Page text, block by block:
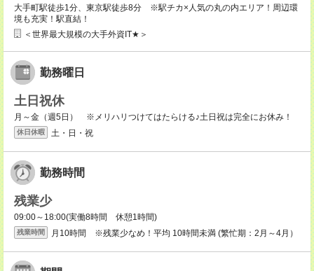
大手町駅徒歩1分、東京駅徒歩8分 ※駅チカ×人気の丸の内エリア！周辺環
境も充実！駅直結！
＜世界最大規模の大手外資IT★＞
勤務曜日
土日祝休
月～金（週5日） ※メリハリつけてはたらける♪土日祝は完全にお休み！
休日休暇 土・日・祝
勤務時間
残業少
09:00～18:00(実働8時間 休憩1時間)
残業時間 月10時間 ※残業少なめ！平均 10時間未満 (繁忙期：2月～4月）